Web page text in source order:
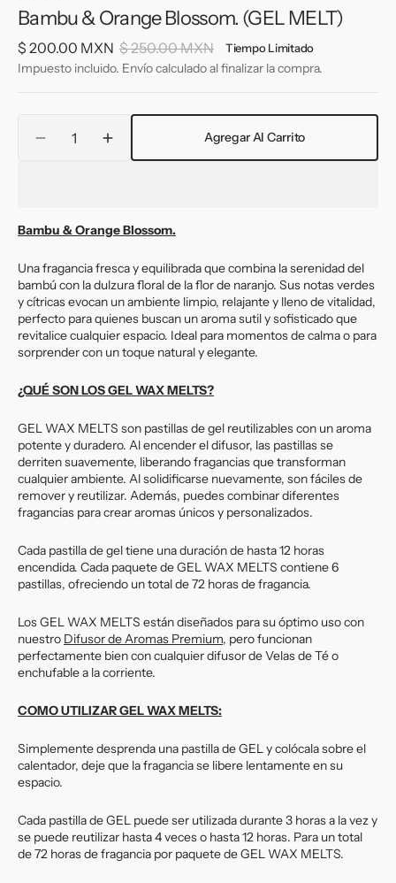
Bambu & Orange Blossom. (GEL MELT)
Precio
de
$ 200.00 MXN
Precio
$ 250.00 MXN Tiempo Limitado
Impuesto incluido. Envío calculado al finalizar la compra.
Reducir
Orange
(GEL
MELT)
Aumentar
cantidad
Orange
(GEL
MELT)
Agregar Al Carrito
Bambu & Orange Blossom.
Una fragancia fresca y equilibrada que combina la serenidad del
bambú con la dulzura floral de la flor de naranjo. Sus notas verdes
y cítricas evocan un ambiente limpio, relajante y lleno de vitalidad,
perfecto para quienes buscan un aroma sutil y sofisticado que
revitalice cualquier espacio. Ideal para momentos de calma o para
sorprender con un toque natural y elegante.
¿QUÉ SON LOS GEL WAX MELTS?
GEL WAX MELTS son pastillas de gel reutilizables con un aroma
potente y duradero. Al encender el difusor, las pastillas se
derriten suavemente, liberando fragancias que transforman
cualquier ambiente. Al solidificarse nuevamente, son fáciles de
remover y reutilizar. Además, puedes combinar diferentes
fragancias para crear aromas únicos y personalizados.
Cada pastilla de gel tiene una duración de hasta 12 horas
encendida. Cada paquete de GEL WAX MELTS contiene 6
pastillas, ofreciendo un total de 72 horas de fragancia.
Los GEL WAX MELTS están diseñados para su óptimo uso con
nuestro Difusor de Aromas Premium, pero funcionan
perfectamente bien con cualquier difusor de Velas de Té o
enchufable a la corriente.
COMO UTILIZAR GEL WAX MELTS:
Simplemente desprenda una pastilla de GEL y colócala sobre el
calentador, deje que la fragancia se libere lentamente en su
espacio.
Cada pastilla de GEL puede ser utilizada durante 3 horas a la vez y
se puede reutilizar hasta 4 veces o hasta 12 horas. Para un total
de 72 horas de fragancia por paquete de GEL WAX MELTS.